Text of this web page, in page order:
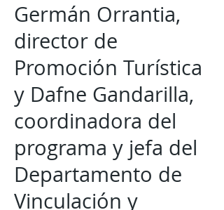
Germán Orrantia,
director de
Promoción Turística
y Dafne Gandarilla,
coordinadora del
programa y jefa del
Departamento de
Vinculación y